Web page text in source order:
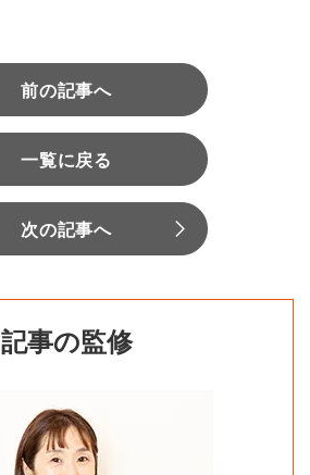
前の記事へ
一覧に戻る
次の記事へ
記事の監修